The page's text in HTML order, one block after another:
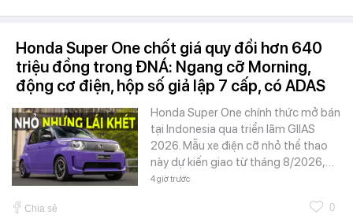
Honda Super One chốt giá quy đổi hơn 640
triệu đồng trong ĐNÁ: Ngang cỡ Morning,
động cơ điện, hộp số giả lập 7 cấp, có ADAS
Honda Super One chính thức mở bán
tại Indonesia qua triển lãm GIIAS
2026. Mẫu xe điện cỡ nhỏ thể thao
này dự kiến giao từ tháng 8/2026,…
4 giờ trước
Chia sẻ 0